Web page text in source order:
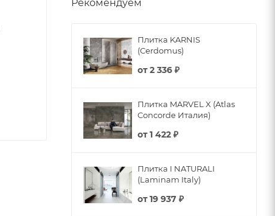
Рекомендуем
Плитка KARNIS
(Cerdomus)
от2 336 ₽
Плитка MARVEL X (Atlas
Concorde Италия)
от1 422 ₽
Плитка I NATURALI
(Laminam Italy)
от19 937 ₽